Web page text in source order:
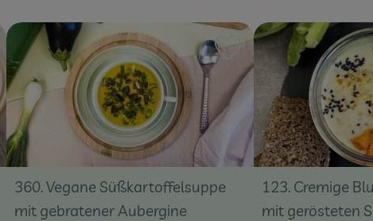
Rezept zu Favouriten hinzufügen
360. Vegane Süßkartoffelsuppe
mit gebratener Aubergine
Rezept zu Favouriten
123. Cremige
mit gerösteten